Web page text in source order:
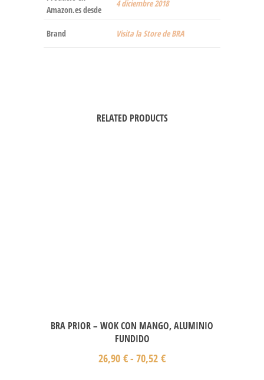
Amazon.es desde
4 diciembre 2018
Brand Visita la Store de BRA
RELATED PRODUCTS
BRA PRIOR – WOK CON MANGO, ALUMINIO
FUNDIDO
26,90 €- 70,52 €